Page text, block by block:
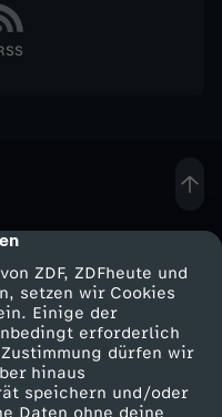
ZDF, ZDFheute und
setzen wir Cookies
Einige der
erforderlich
dürfen wir
hinaus
speichern und/oder
Daten ohne deine